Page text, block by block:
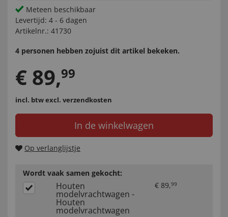
Meteen beschikbaar
Levertijd: 4 - 6 dagen
Artikelnr.: 41730
4 personen hebben zojuist dit artikel bekeken.
€ 89,99
incl. btwexcl. verzendkosten
In de winkelwagen
Op verlanglijstje
Wordt vaak samen gekocht:
Houten
modelvrachtwagen -
Houten
modelvrachtwagen
€ 89,99